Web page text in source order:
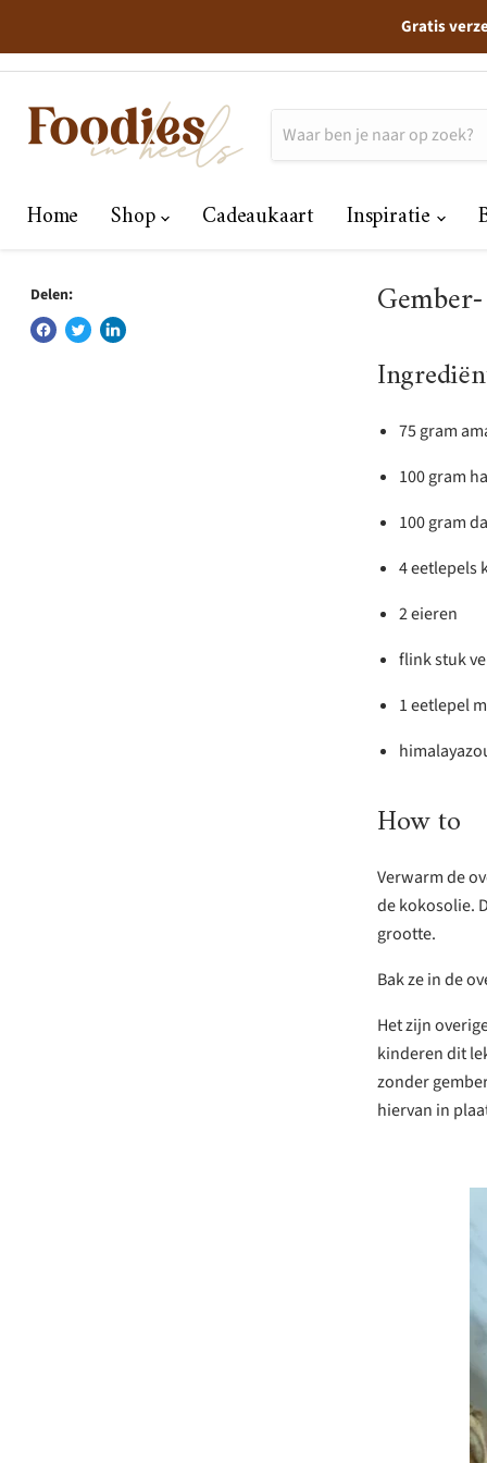
Gratis
Home Shop Cadeaukaart Inspiratie
Delen:
75 gram
100 gram
100 gram
4 eetlepels
2 eieren
flink stuk
1 eetlepel
How to
Verwarm de
de kokosolie.
grootte.
Bak ze in de
Het zijn
kinderen dit
zonder
hiervan in